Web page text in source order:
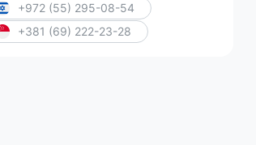
+972 (55) 295-08-54
+381 (69) 222-23-28